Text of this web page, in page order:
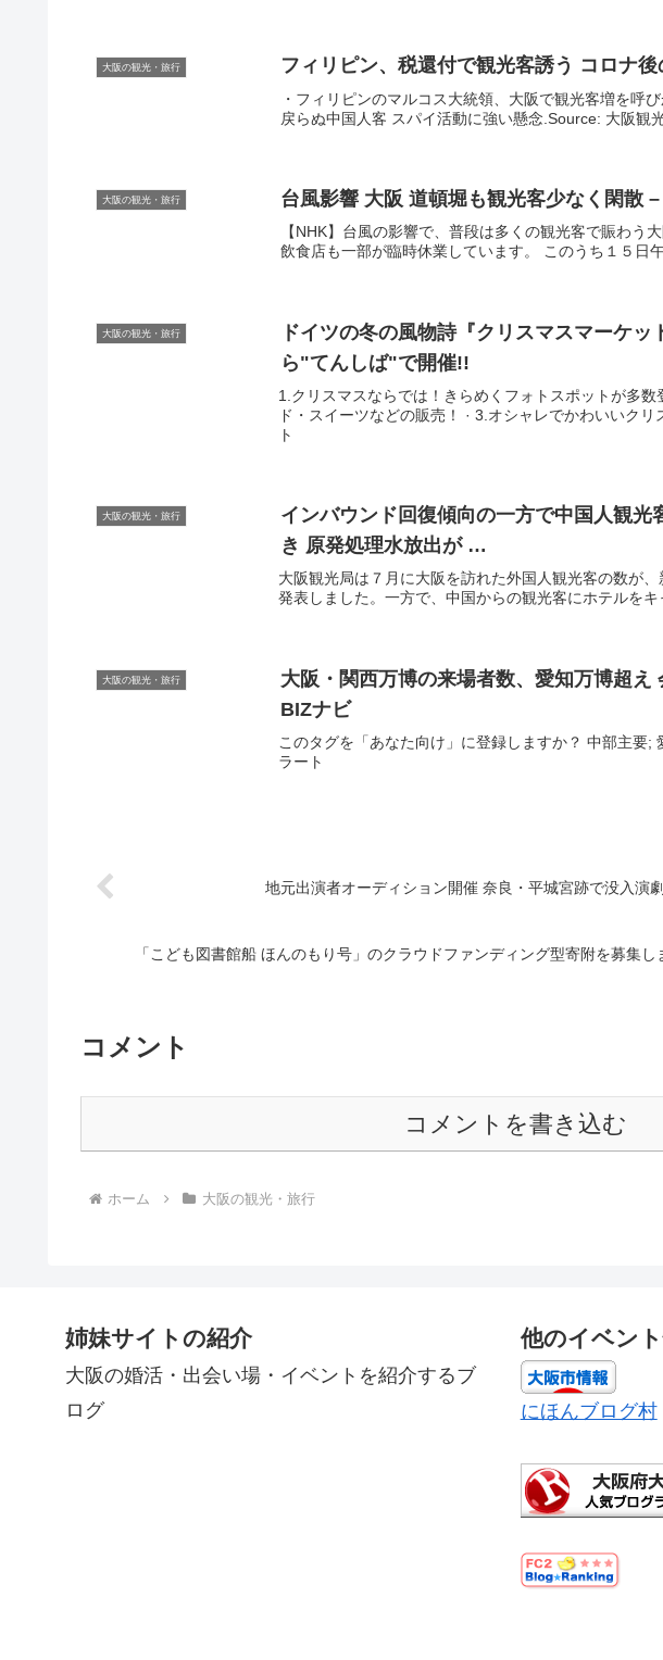
大阪の観光・旅行 フィリピン、税還付で観光客誘う コロナ
・フィリピンのマルコス大統領、大阪で観光客増を呼
戻らぬ中国人客 スパイ活動に強い懸念.Source: 大阪観
大阪の観光・旅行 台風影響 大阪 道頓堀も観光客少なく閑散
【NHK】台風の影響で、普段は多くの観光客で賑わう
飲食店も一部が臨時休業しています。 このうち１５日
大阪の観光・旅行 ドイツの冬の風物詩『クリスマスマーケッ
ら"てんしば"で開催!!
1.クリスマスならでは！きらめくフォトスポットが多
ド・スイーツなどの販売！ · 3.オシャレでかわいいク
ト
大阪の観光・旅行 インバウンド回復傾向の一方で中国人観光
き 原発処理水放出が …
大阪観光局は７月に大阪を訪れた外国人観光客の数が
発表しました。一方で、中国からの観光客にホテルを
大阪の観光・旅行 大阪 ・関西万博の来場者数、愛知万博超え
BIZナビ
このタグを「あなた向け」に登録しますか？ 中部主要;
ラート
地元出演者オーディション開催 奈良・平城宮跡で没入演劇
「こども図書館船 ほんのもり号」のクラウドファンディング型寄附を募集し
コメント
コメントを書き込む
ホーム 大阪の観光・旅行
姉妹サイトの紹介
大阪の婚活・出会い場・イベントを紹介するブ
ログ
他のイベン
にほんブログ村